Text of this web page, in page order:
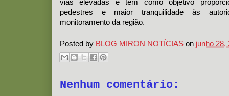
vias elevadas e tem como objetivo
pedestres e maior tranquilidade às
monitoramento da região.
Posted by BLOG MIRON NOTÍCIAS on junho 28,
Nenhum comentário: